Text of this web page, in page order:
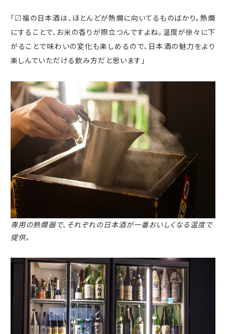
「〼福の日本酒は、ほとんどが熱燗に向いてるものばかり。熱燗
にすることで、お米の香りが際立つんですよね。温度が徐々に下
がることで味わいの変化も楽しめるので、日本酒の魅力をより
楽しんでいただける飲み方だと思います」
専用の熱燗器で、それぞれの日本酒が一番おいしくなる温度で
提供。